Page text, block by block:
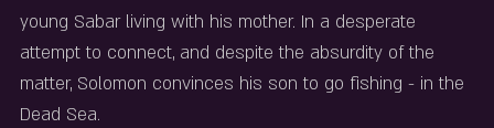
young Sabar living with his mother. In a desperate
attempt to connect, and despite the absurdity of the
matter, Solomon convinces his son to go fishing - in the
Dead Sea.